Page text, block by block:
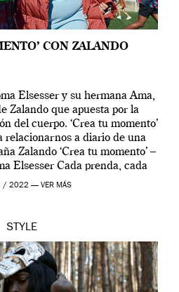
CON ZALANDO
Elsesser y su hermana Ama,
Zalando que apuesta por la
del cuerpo. ‘Crea tu momento’
relacionarnos a diario de una
Zalando ‘Crea tu momento’ –
Elsesser Cada prenda, cada
caracteriza […]
/ 2022 — VER MÁS
STYLE